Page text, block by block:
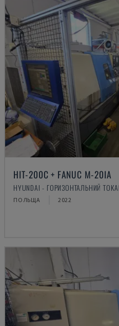
HIT-200C + FANUC M-20IA
HYUNDAI - ГОРИЗОНТАЛЬНИЙ
ПОЛЬЩА 2022